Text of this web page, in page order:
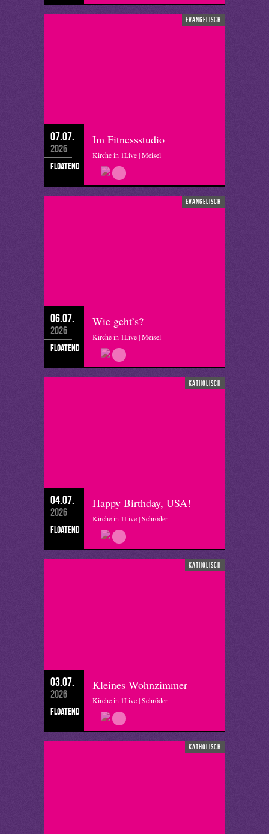
evangelisch
07.07.
2026
floatend
Im Fitnessstudio
Kirche in 1Live | Meisel
evangelisch
06.07.
2026
floatend
Wie geht’s?
Kirche in 1Live | Meisel
katholisch
04.07.
2026
floatend
Happy Birthday, USA!
Kirche in 1Live | Schröder
katholisch
03.07.
2026
floatend
Kleines Wohnzimmer
Kirche in 1Live | Schröder
katholisch